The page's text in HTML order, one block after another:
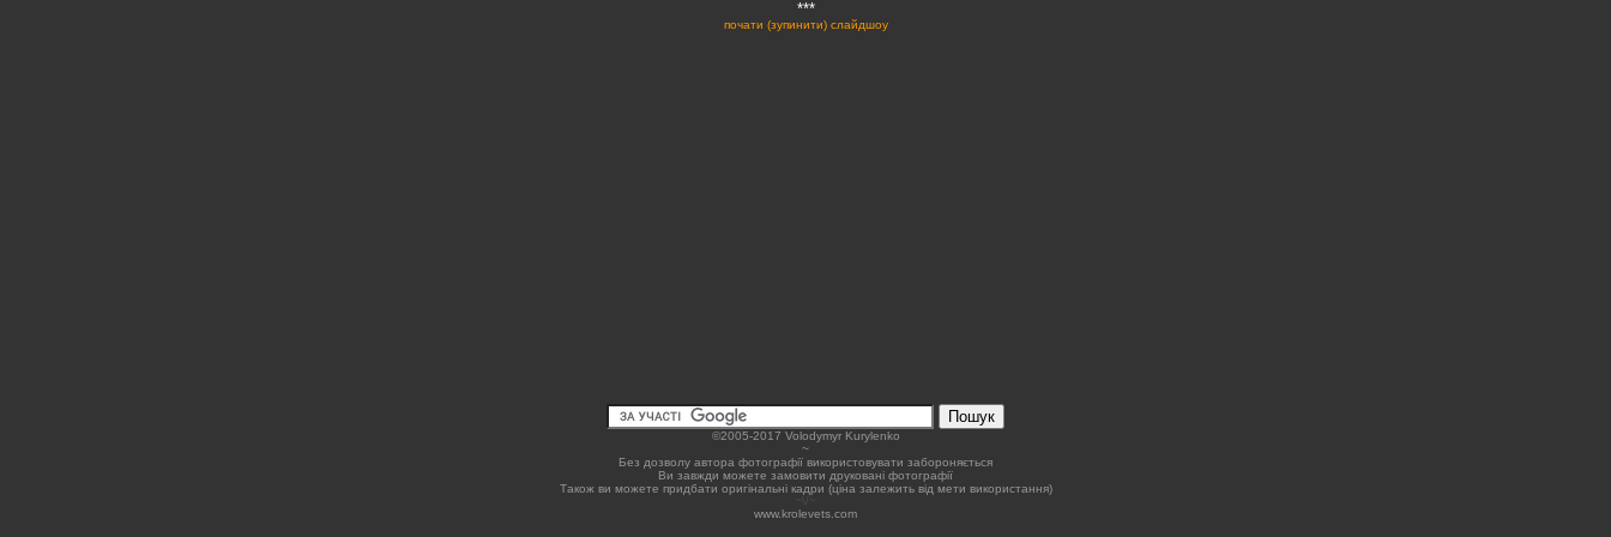
***
почати (зупинити) слайдшоу
©2005-2017 Volodymyr Kurylenko
~
Без дозволу автора фотографії використовувати забороняється
Ви завжди можете замовити друковані фотографії
Також ви можете придбати оригінальні кадри (ціна залежить від мети використання)
www.krolevets.com